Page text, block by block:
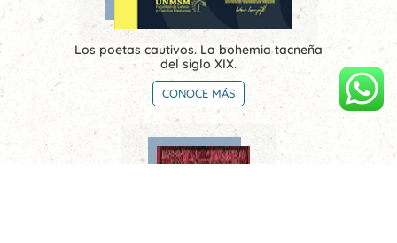
Los poetas cautivos. La bohemia tacneña
del siglo XIX.
CONOCE MÁS